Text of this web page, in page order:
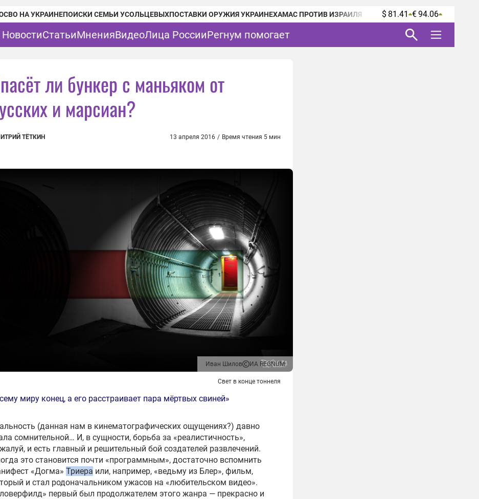
СВО НА УКРАИНЕПОИСКИ СЕМЬИ УСОЛЬЦЕВЫХПОСТАВКИ ОРУЖИЯ УКРАИНЕХАМАС ПРОТИВ ИЗРАИЛЯ $ 81.41 € 94.06
НовостиСтатьиМненияВидеоЛица РоссииРегнум помогает
ли бункер с маньяком от
и марсиан?
ТЁТКИН 13 апреля 2016 / Время чтения 5 мин
Иван Шилов ИА REGNUM
Свет в конце тоннеля
миру конец, а его расстраивает пара мёртвых свиней»
(данная нам в кинематографических ощущениях?) давно
сомнительной… И, в сущности, борьба за «реалистичность»,
и есть главный и решительный бой создателей развлечений.
это становится почти «программным», достаточно вспомнить
«Догма» Триера или, например, «ведьму из Блер», фильм,
и стал родоначальником ужасов на «любительском видео».
первый был продолжателем этого жанра — прекрасно и